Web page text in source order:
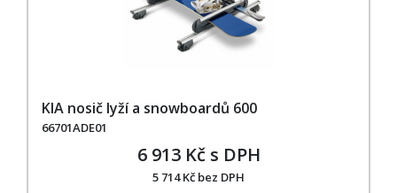
KIA nosič lyží a snowboardů 600
66701ADE01
6 913 Kč s DPH
5 714 Kč bez DPH